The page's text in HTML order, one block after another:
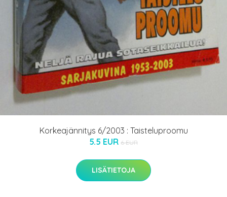
Korkeajännitys 6/2003 : Taisteluproomu
5.5 EUR 6 EUR
LISÄTIETOJA